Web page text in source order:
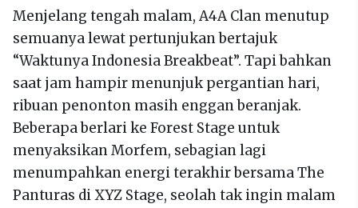
Menjelang tengah malam, A4A Clan menutup
semuanya lewat pertunjukan bertajuk
“Waktunya Indonesia Breakbeat”. Tapi bahkan
saat jam hampir menunjuk pergantian hari,
ribuan penonton masih enggan beranjak.
Beberapa berlari ke Forest Stage untuk
menyaksikan Morfem, sebagian lagi
menumpahkan energi terakhir bersama The
Panturas di XYZ Stage, seolah tak ingin malam